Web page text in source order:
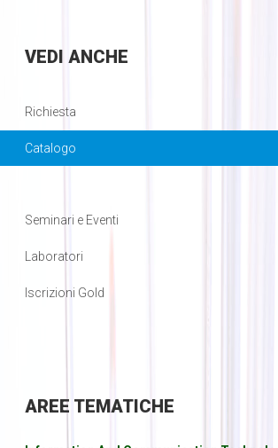
VEDI ANCHE
Richiesta
Catalogo
Seminari e Eventi
Laboratori
Iscrizioni Gold
AREE TEMATICHE